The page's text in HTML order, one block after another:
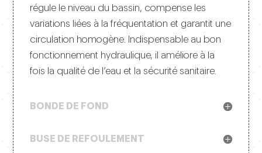
régule le niveau du bassin, compense les
variations liées à la fréquentation et garantit une
circulation homogène. Indispensable au bon
fonctionnement hydraulique, il améliore à la
fois la qualité de l’eau et la sécurité sanitaire.
BONDE DE FOND
BUSE DE REFOULEMENT